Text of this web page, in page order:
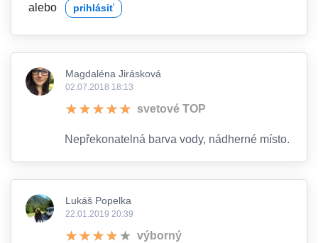
alebo prihlásiť
Magdaléna Jirásková
02.07.2018 18:13
svetové TOP
Nepřekonatelná barva vody, nádherné místo.
Lukáš Popelka
22.01.2019 20:39
výborný